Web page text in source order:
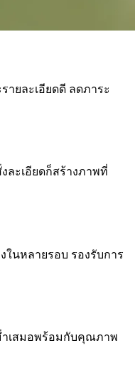
ยละเอียดดี ลดภาระ
ละเอียดก็สร้างภาพที่
ในหลายรอบ รองรับการ
ำเสมอพร้อมกับคุณภาพ